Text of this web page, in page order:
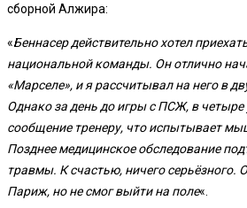
сборной Алжира:
«Беннасер действительно хотел
национальной команды. Он отлично
«Марселе», и я рассчитывал на него в
Однако за день до игры с ПСЖ, в четыре
сообщение тренеру, что испытывает
Позднее медицинское обследование
травмы. К счастью, ничего серьёзного.
Париж, но не смог выйти на поле«.